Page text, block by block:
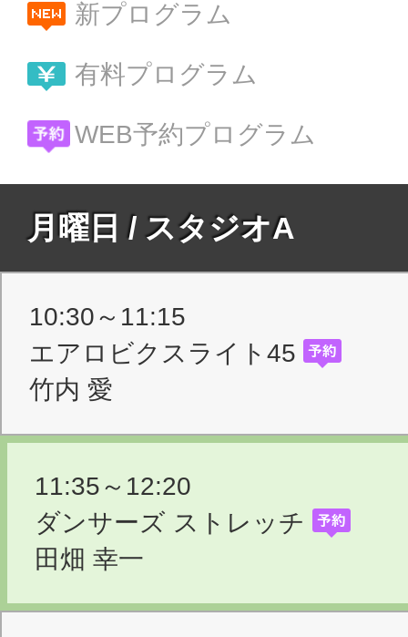
新プログラム
有料プログラム
WEB予約プログラム
月曜日 / スタジオA
10:30～11:15
エアロビクスライト45
竹内 愛
11:35～12:20
ダンサーズ ストレッチ
田畑 幸一